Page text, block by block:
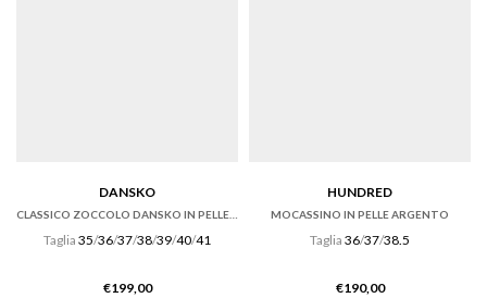
DANSKO
Taglia 35/36/37/38/39/40/41
€199,00
HUNDRED
MOCASSINO IN PELLE ARGENTO
Taglia 36/37/38.5
€190,00